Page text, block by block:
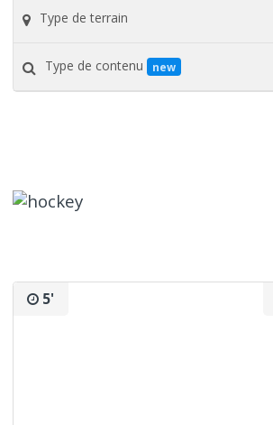
Type de terrain
Type de contenu new
5'